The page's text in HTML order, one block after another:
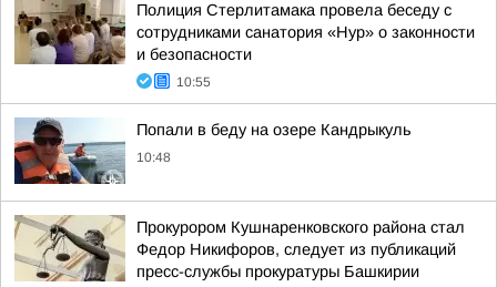
Полиция Стерлитамака провела беседу с
сотрудниками санатория «Нур» о законности
и безопасности
10:55
Попали в беду на озере Кандрыкуль
10:48
Прокурором Кушнаренковского района стал
Федор Никифоров, следует из публикаций
пресс-службы прокуратуры Башкирии